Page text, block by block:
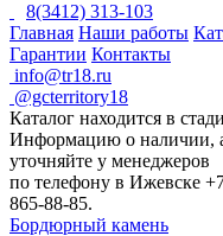
8(3412) 313-103
Главная Наши работы
Гарантии Контакты
info@tr18.ru
@gcterritory18
Каталог находится в
Информацию о наличии,
уточняйте у менеджеров
по телефону в Ижевске
865-88-85.
Бордюрный камень